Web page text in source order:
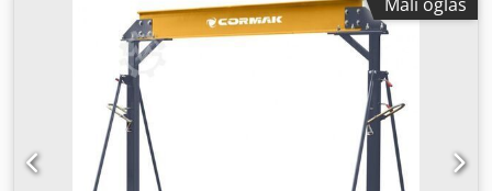
proizvodnje: 2016 Dsdeyy Dkaopfx Acfjck Radni sati: 160
sati Gorivo: dizel Kapacitet rezervoara: 1000 litara Pogoni
ga MTU motor. Više informacija na zahtev, agregat je
odmah dostupan.